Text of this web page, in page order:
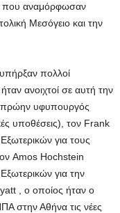
που αναμόρφωσαν
Μεσόγειο και την
πολλοί
ανοιχτοί σε αυτή την
υφυπουργός
υποθέσεις), τον Frank
για τους
Amos Hochstein
για την
, ο οποίος ήταν ο
στην Αθήνα τις νέες